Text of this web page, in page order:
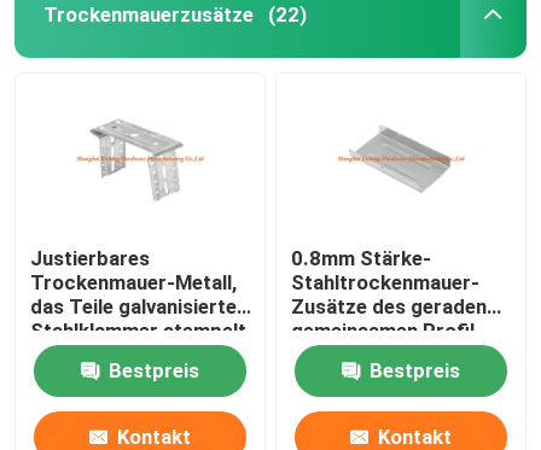
Trockenmauerzusätze (22)
Justierbares
Trockenmauer-Metall,
das Teile galvanisierte
Stahlklammer stempelt
Bestpreis
Kontakt
0.8mm Stärke-
Stahltrockenmauer-
Zusätze des geraden
gemeinsamen Profil-
Bestpreis
Kontakt